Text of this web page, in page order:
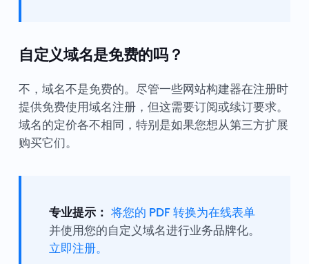
自定义域名是免费的吗？
不，域名不是免费的。尽管一些网站构建器在注册时
提供免费使用域名注册，但这需要订阅或续订要求。
域名的定价各不相同，特别是如果您想从第三方扩展
购买它们。
专业提示： 将您的 PDF 转换为在线表单
并使用您的自定义域名进行业务品牌化。
立即注册。